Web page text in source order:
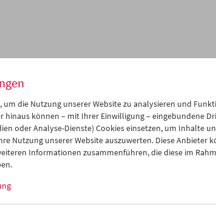
um die Nutzung unserer Website zu analysieren und
hinaus können – mit Ihrer Einwilligung – eingebundene
oder Analyse-Dienste) Cookies einsetzen, um Inhalte
Nutzung unserer Website auszuwerten. Diese Anbieter
Informationen zusammenführen, die diese im